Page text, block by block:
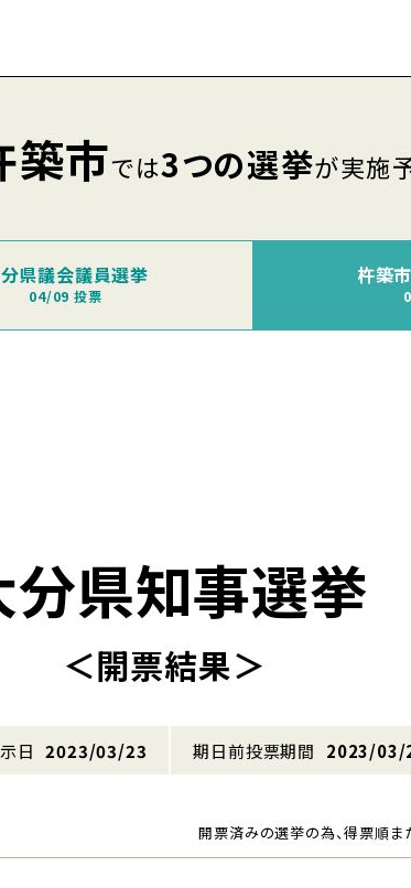
築市では3つの選挙が実施
県議会議員選挙
04/09 投票
杵築
分県知事選挙
＜開票結果＞
日 2023/03/23 期日前投票期間 2023/03/
開票済みの選挙の為、得票順